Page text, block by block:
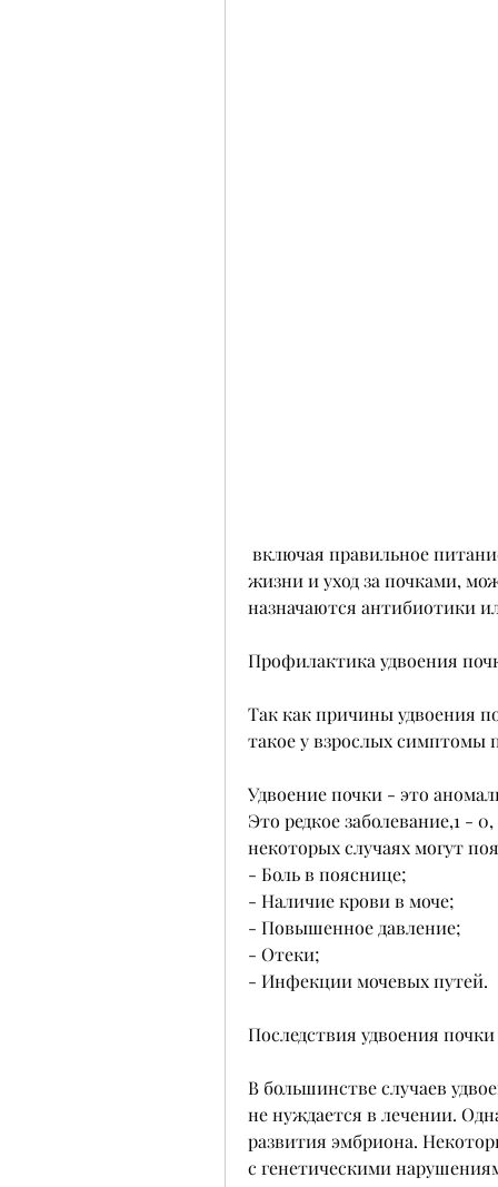
жизни и уход за почками,
назначаются антибиотики
Профилактика удвоения
Так как причины удвоения
такое у взрослых симптомы
Удвоение почки - это
Это редкое заболевание,1 -
некоторых случаях могут
- Боль в пояснице;
- Наличие крови в моче;
- Повышенное давление;
- Отеки;
- Инфекции мочевых путей.
Последствия удвоения почки
В большинстве случаев
не нуждается в лечении.
развития эмбриона.
с генетическими